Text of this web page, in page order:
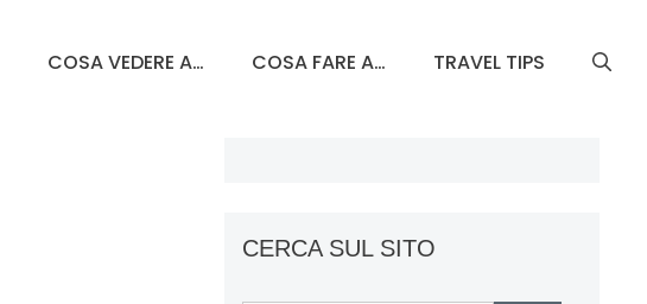
COSA VEDERE A… COSA FARE A… TRAVEL TIPS
CERCA SUL SITO